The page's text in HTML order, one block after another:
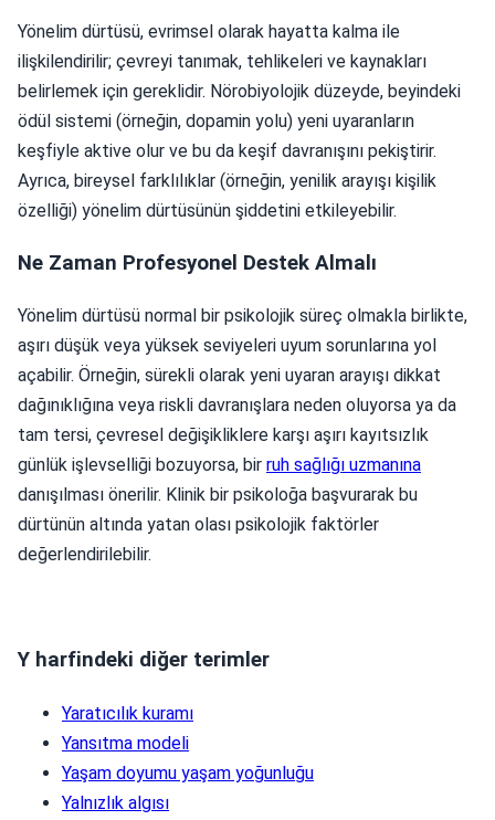
Yönelim dürtüsü, evrimsel olarak hayatta kalma ile
ilişkilendirilir; çevreyi tanımak, tehlikeleri ve kaynakları
belirlemek için gereklidir. Nörobiyolojik düzeyde, beyindeki
ödül sistemi (örneğin, dopamin yolu) yeni uyaranların
keşfiyle aktive olur ve bu da keşif davranışını pekiştirir.
Ayrıca, bireysel farklılıklar (örneğin, yenilik arayışı kişilik
özelliği) yönelim dürtüsünün şiddetini etkileyebilir.
Ne Zaman Profesyonel Destek Almalı
Yönelim dürtüsü normal bir psikolojik süreç olmakla birlikte,
aşırı düşük veya yüksek seviyeleri uyum sorunlarına yol
açabilir. Örneğin, sürekli olarak yeni uyaran arayışı dikkat
dağınıklığına veya riskli davranışlara neden oluyorsa ya da
tam tersi, çevresel değişikliklere karşı aşırı kayıtsızlık
günlük işlevselliği bozuyorsa, bir ruh sağlığı uzmanına
danışılması önerilir. Klinik bir psikoloğa başvurarak bu
dürtünün altında yatan olası psikolojik faktörler
değerlendirilebilir.
Y harfindeki diğer terimler
Yaratıcılık kuramı
Yansıtma modeli
Yaşam doyumu yaşam yoğunluğu
Yalnızlık algısı